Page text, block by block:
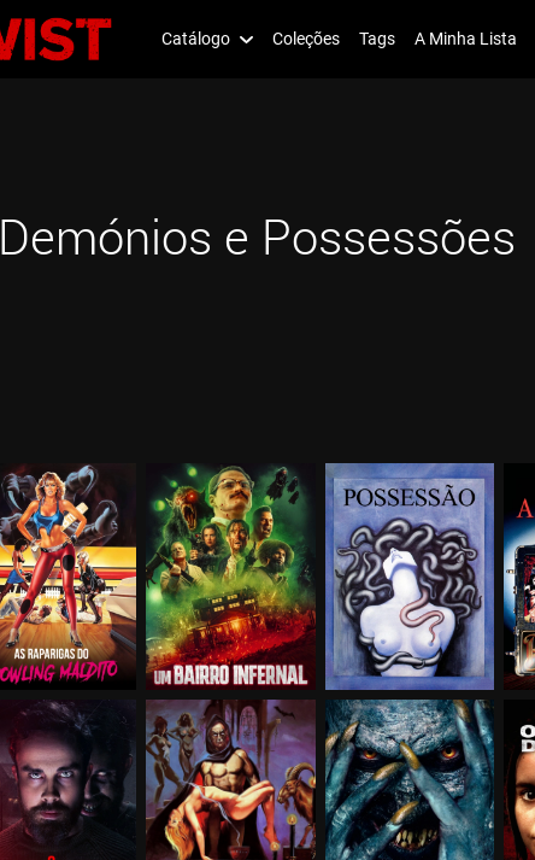
Catálogo Coleções Tags A Minha Lista
Demónios e Possessões